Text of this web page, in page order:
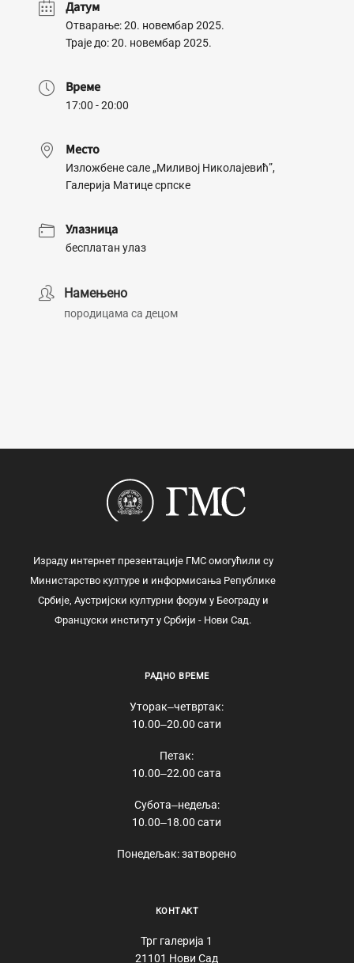
Датум
Отварање: 20. новембар 2025.
Траје до: 20. новембар 2025.
Време
17:00 - 20:00
Место
Изложбене сале „Миливој Николајевић”,
Галерија Матице српске
Улазница
бесплатан улаз
Намењено
породицама са децом
Израду интернет презентације ГМС омогућили су
Министарство културе и информисања Републике
Србије, Аустријски културни форум у Београду и
Француски институт у Србији - Нови Сад.
РАДНО ВРЕМЕ
Уторак‒четвртак:
10.00‒20.00 сати
Петак:
10.00‒22.00 сата
Субота‒недеља:
10.00‒18.00 сати
Понедељак: затворено
КОНТАКТ
Трг галерија 1
21101 Нови Сад